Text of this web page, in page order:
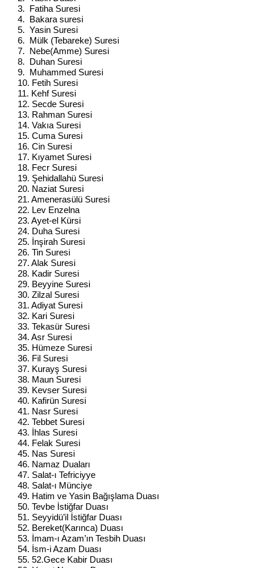
3. Fatiha Suresi
4. Bakara suresi
5. Yasin Suresi
6. Mülk (Tebareke) Suresi
7. Nebe(Amme) Suresi
8. Duhan Suresi
9. Muhammed Suresi
10. Fetih Suresi
11. Kehf Suresi
12. Secde Suresi
13. Rahman Suresi
14. Vakıa Suresi
15. Cuma Suresi
16. Cin Suresi
17. Kıyamet Suresi
18. Fecr Suresi
19. Şehidallahü Suresi
20. Naziat Suresi
21. Amenerasülü Suresi
22. Lev Enzelna
23. Ayet-el Kürsi
24. Duha Suresi
25. İnşirah Suresi
26. Tin Suresi
27. Alak Suresi
28. Kadir Suresi
29. Beyyine Suresi
30. Zilzal Suresi
31. Adiyat Suresi
32. Kari Suresi
33. Tekasür Suresi
34. Asr Suresi
35. Hümeze Suresi
36. Fil Suresi
37. Kurayş Suresi
38. Maun Suresi
39. Kevser Suresi
40. Kafirün Suresi
41. Nasr Suresi
42. Tebbet Suresi
43. İhlas Suresi
44. Felak Suresi
45. Nas Suresi
46. Namaz Duaları
47. Salat-ı Tefriciyye
48. Salat-ı Münciye
49. Hatim ve Yasin Bağışlama Duası
50. Tevbe İstiğfar Duası
51. Seyyidü’il İstiğfar Duası
52. Bereket(Karınca) Duası
53. İmam-ı Azam’ın Tesbih Duası
54. İsm-i Azam Duası
55. 52.Gece Kabir Duası